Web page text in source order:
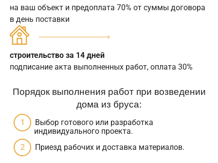
на ваш объект и предоплата 70% от суммы договора
в день поставки
строительство за 14 дней
подписание акта выполненных работ, оплата 30%
Порядок выполнения работ при возведении
дома из бруса:
Выбор готового или разработка
индивидуального проекта.
Приезд рабочих и доставка материалов.